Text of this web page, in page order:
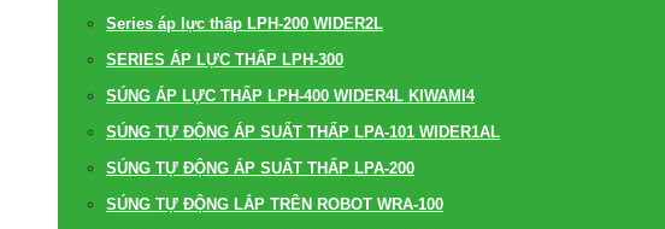
Series áp lực thấp LPH-200 WIDER2L
SERIES ÁP LỰC THẤP LPH-300
SÚNG ÁP LỰC THẤP LPH-400 WIDER4L KIWAMI4
SÚNG TỰ ĐỘNG ÁP SUẤT THẤP LPA-101 WIDER1AL
SÚNG TỰ ĐỘNG ÁP SUẤT THẤP LPA-200
SÚNG TỰ ĐỘNG LẮP TRÊN ROBOT WRA-100